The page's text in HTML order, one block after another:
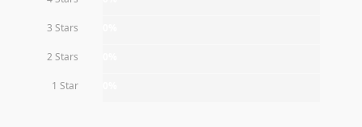
3 Stars
2 Stars
1 Star